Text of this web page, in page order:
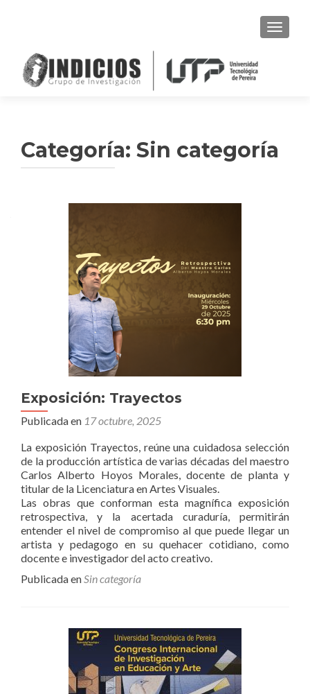
Categoría: Sin categoría
Exposición: Trayectos
Publicada en 17 octubre, 2025
La exposición Trayectos, reúne una cuidadosa selección
de la producción artística de varias décadas del maestro
Carlos Alberto Hoyos Morales, docente de planta y
titular de la Licenciatura en Artes Visuales.
Las obras que conforman esta magnífica exposición
retrospectiva, y la acertada curaduría, permitirán
entender el nivel de compromiso al que puede llegar un
artista y pedagogo en su quehacer cotidiano, como
docente e investigador del acto creativo.
Publicada enSin categoría